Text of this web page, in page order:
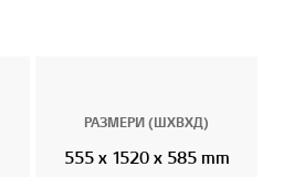
РАЗМЕРИ (ШХВXД)
555 x 1520 x 585 mm